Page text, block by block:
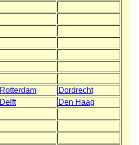
Rotterdam
Dordrecht
Delft
Den Haag